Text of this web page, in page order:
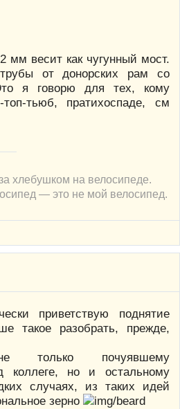
мм весит как чугунный мост.
от донорских рам со
я говорю для тех, кому
тьюб, пратихоспаде, см
хлебушком на велосипеде.
— это не мой велосипед.
приветствую поднятие
такое разобрать, прежде,
только почуявшему
коллеге, но и остальному
случаях, из таких идей
зерно